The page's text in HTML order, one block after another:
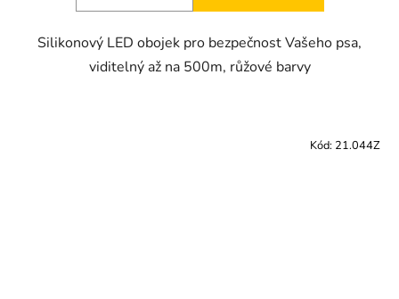
Silikonový LED obojek pro bezpečnost Vašeho psa,
viditelný až na 500m, růžové barvy
Kód: 21.044Z